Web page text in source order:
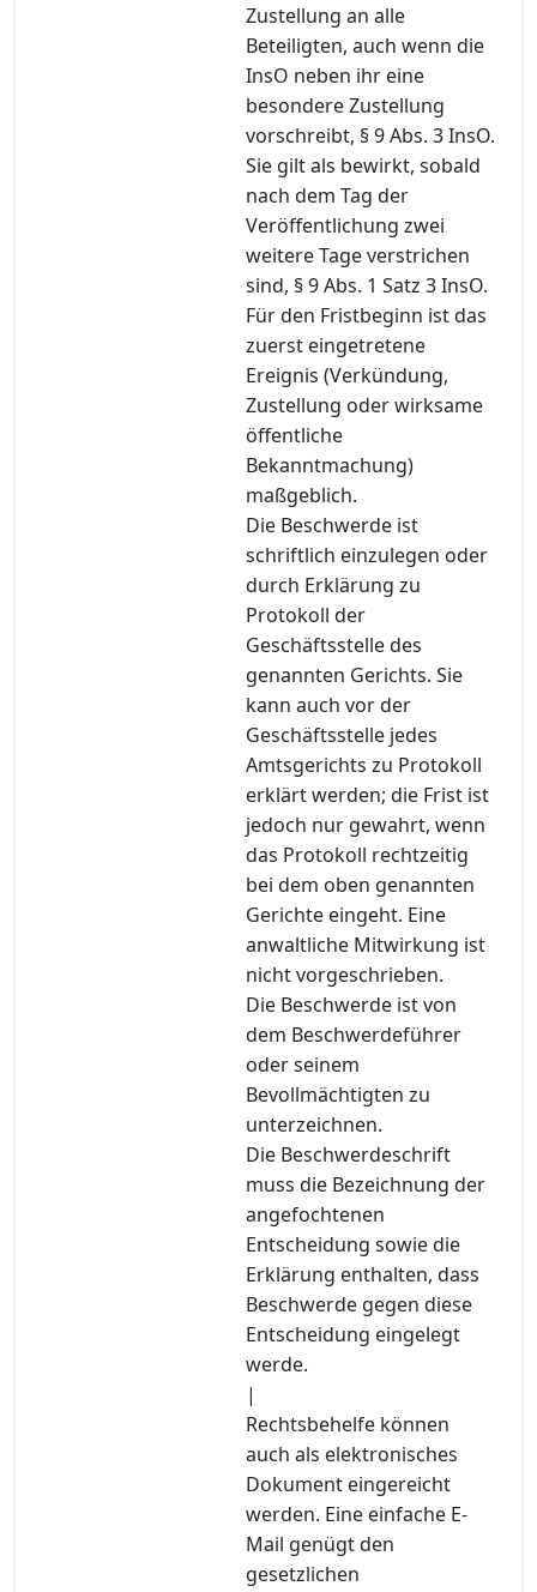
Zustellung an alle
Beteiligten, auch wenn die
InsO neben ihr eine
besondere Zustellung
vorschreibt, § 9 Abs. 3 InsO.
Sie gilt als bewirkt, sobald
nach dem Tag der
Veröffentlichung zwei
weitere Tage verstrichen
sind, § 9 Abs. 1 Satz 3 InsO.
Für den Fristbeginn ist das
zuerst eingetretene
Ereignis (Verkündung,
Zustellung oder wirksame
öffentliche
Bekanntmachung)
maßgeblich.
Die Beschwerde ist
schriftlich einzulegen oder
durch Erklärung zu
Protokoll der
Geschäftsstelle des
genannten Gerichts. Sie
kann auch vor der
Geschäftsstelle jedes
Amtsgerichts zu Protokoll
erklärt werden; die Frist ist
jedoch nur gewahrt, wenn
das Protokoll rechtzeitig
bei dem oben genannten
Gerichte eingeht. Eine
anwaltliche Mitwirkung ist
nicht vorgeschrieben.
Die Beschwerde ist von
dem Beschwerdeführer
oder seinem
Bevollmächtigten zu
unterzeichnen.
Die Beschwerdeschrift
muss die Bezeichnung der
angefochtenen
Entscheidung sowie die
Erklärung enthalten, dass
Beschwerde gegen diese
Entscheidung eingelegt
werde.
|
Rechtsbehelfe können
auch als elektronisches
Dokument eingereicht
werden. Eine einfache E-
Mail genügt den
gesetzlichen